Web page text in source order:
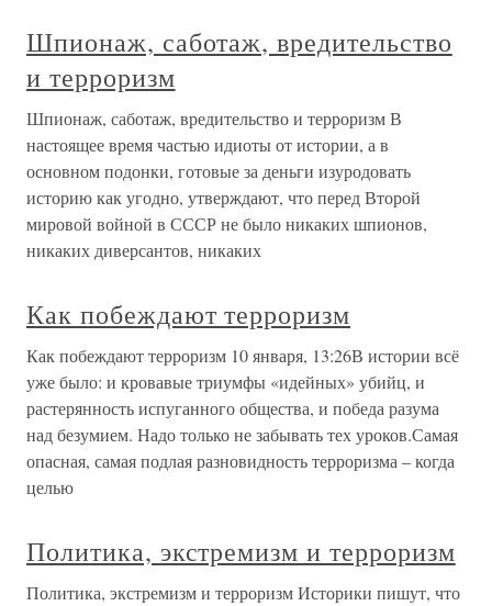
Шпионаж, саботаж, вредительство
и терроризм
Шпионаж, саботаж, вредительство и терроризм В
настоящее время частью идиоты от истории, а в
основном подонки, готовые за деньги изуродовать
историю как угодно, утверждают, что перед Второй
мировой войной в СССР не было никаких шпионов,
никаких диверсантов, никаких
Как побеждают терроризм
Как побеждают терроризм 10 января, 13:26В истории всё
уже было: и кровавые триумфы «идейных» убийц, и
растерянность испуганного общества, и победа разума
над безумием. Надо только не забывать тех уроков.Самая
опасная, самая подлая разновидность терроризма – когда
целью
Политика, экстремизм и терроризм
Политика, экстремизм и терроризм Историки пишут, что